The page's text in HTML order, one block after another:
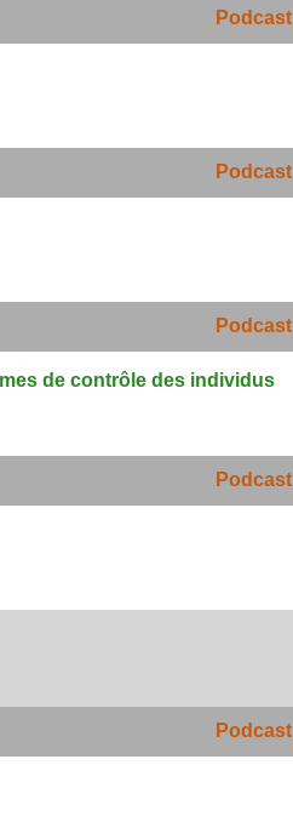
Podcast
Podcast
Podcast
de contrôle des individus
Podcast
Podcast